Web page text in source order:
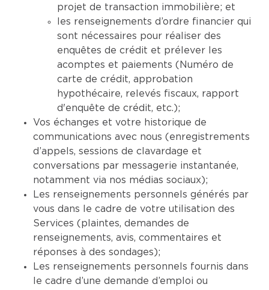
projet de transaction immobilière; et
les renseignements d’ordre financier qui
sont nécessaires pour réaliser des
enquêtes de crédit et prélever les
acomptes et paiements (Numéro de
carte de crédit, approbation
hypothécaire, relevés fiscaux, rapport
d'enquête de crédit, etc.);
Vos échanges et votre historique de
communications avec nous (enregistrements
d’appels, sessions de clavardage et
conversations par messagerie instantanée,
notamment via nos médias sociaux);
Les renseignements personnels générés par
vous dans le cadre de votre utilisation des
Services (plaintes, demandes de
renseignements, avis, commentaires et
réponses à des sondages);
Les renseignements personnels fournis dans
le cadre d’une demande d’emploi ou